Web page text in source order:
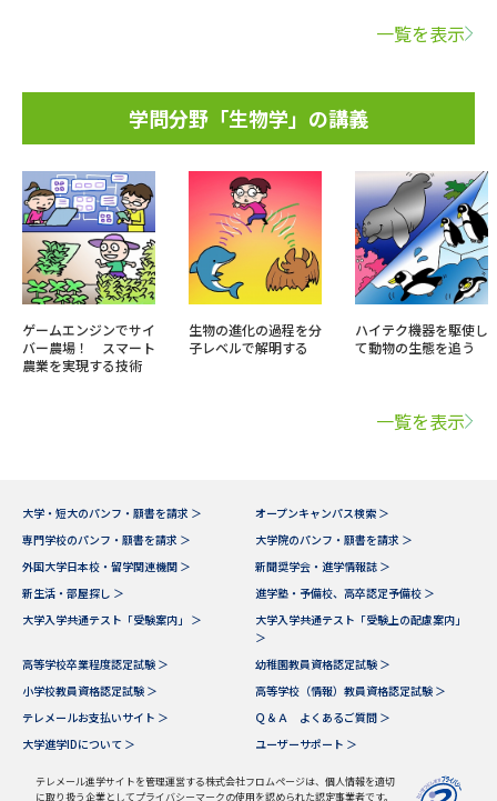
一覧を表示
学問分野「生物学」の講義
ゲームエンジンでサイ
バー農場！ スマート
農業を実現する技術
生物の進化の過程を分
子レベルで解明する
ハイテク機器を駆使し
て動物の生態を追う
一覧を表示
大学・短大のパンフ・願書を請求 ＞
オープンキャンパス検索 ＞
専門学校のパンフ・願書を請求 ＞
大学院のパンフ・願書を請求 ＞
外国大学日本校・留学関連機関 ＞
新聞奨学会・進学情報誌 ＞
新生活・部屋探し ＞
進学塾・予備校、高卒認定予備校 ＞
大学入学共通テスト「受験案内」 ＞
大学入学共通テスト「受験上の配慮案内」
＞
高等学校卒業程度認定試験 ＞
幼稚園教員資格認定試験 ＞
小学校教員資格認定試験 ＞
高等学校（情報）教員資格認定試験 ＞
テレメールお支払いサイト ＞
Ｑ＆Ａ よくあるご質問 ＞
大学進学IDについて ＞
ユーザーサポート ＞
テレメール進学サイトを管理運営する株式会社フロムページは、個人情報を適切
に取り扱う企業としてプライバシーマークの使用を認められた認定事業者です。